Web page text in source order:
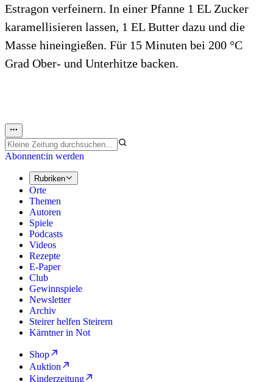
Estragon verfeinern. In einer Pfanne 1 EL Zucker
karamellisieren lassen, 1 EL Butter dazu und die
Masse hineingießen. Für 15 Minuten bei 200 °C
Grad Ober- und Unterhitze backen.
Abonnent:in werden
Rubriken
Orte
Themen
Autoren
Spiele
Podcasts
Videos
Rezepte
E-Paper
Club
Gewinnspiele
Newsletter
Archiv
Steirer helfen Steirern
Kärntner in Not
Shop
Auktion
Kinderzeitung